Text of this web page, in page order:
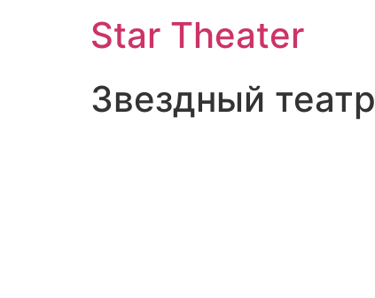
Star Theater
Звездный театр